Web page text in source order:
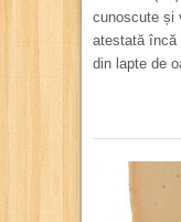
cunoscute și
atestată încă
din lapte de